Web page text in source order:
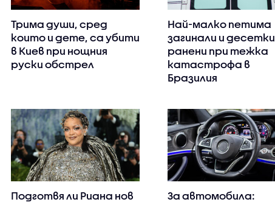
Трима души, сред
които и дете, са убити
в Киев при нощния
руски обстрел
Най-малко петима
загинали и десетки
ранени при тежка
катастрофа в
Бразилия
Подготвя ли Риана нов
За автомобила: